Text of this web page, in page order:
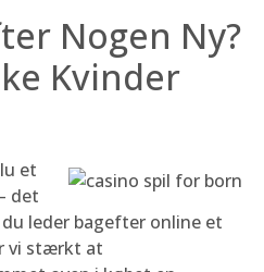
Nogen Ny?
Kvinder
et
det
leder bagefter online et
vi stærkt at